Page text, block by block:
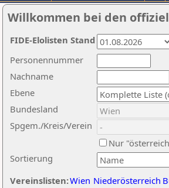
Willkommen bei den
Nachname
Ebene
Sortierung
Personennummer
Bundesland
Spgem./Kreis/Verein
Nur
Vereinslisten:Wien Niederösterreich
FIDE-Elolisten Stand